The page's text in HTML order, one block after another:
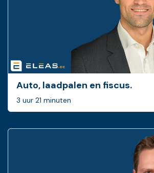
Auto, laadpalen en fiscus.
3 uur 21 minuten